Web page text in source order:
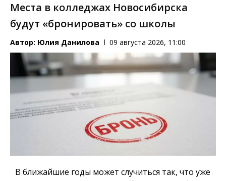
Места в колледжах Новосибирска
будут «бронировать» со школы
Автор: Юлия Данилова 09 августа 2026, 11:00
В ближайшие годы может случиться так, что уже